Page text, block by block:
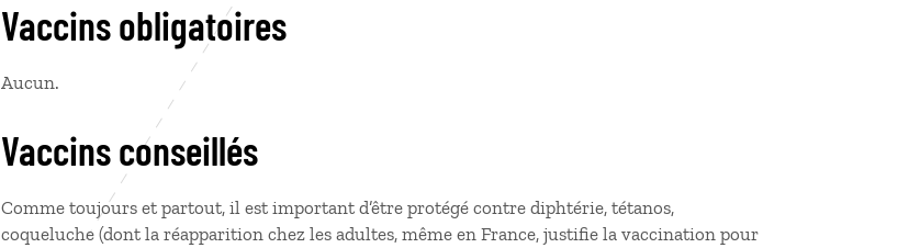
Vaccins obligatoires
Aucun.
Vaccins conseillés
Comme toujours et partout, il est important d’être protégé contre diphtérie, tétanos,
coqueluche (dont la réapparition chez les adultes, même en France, justifie la vaccination pour